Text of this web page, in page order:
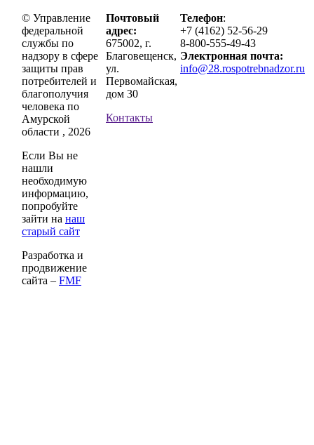
© Управление
федеральной
службы по
надзору в сфере
защиты прав
потребителей и
благополучия
человека по
Амурской
области , 2026
Если Вы не
нашли
необходимую
информацию,
попробуйте
зайти на наш
старый сайт
Разработка и
продвижение
сайта – FMF
Почтовый
адрес:
675002, г.
Благовещенск,
ул.
Первомайская,
дом 30
Контакты
Телефон:
+7 (4162) 52-56-29
8-800-555-49-43
Электронная почта:
info@28.rospotrebnadzor.ru